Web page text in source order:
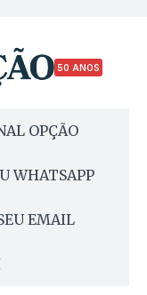
50 ANOS
OPÇÃO
WHATSAPP
EMAIL